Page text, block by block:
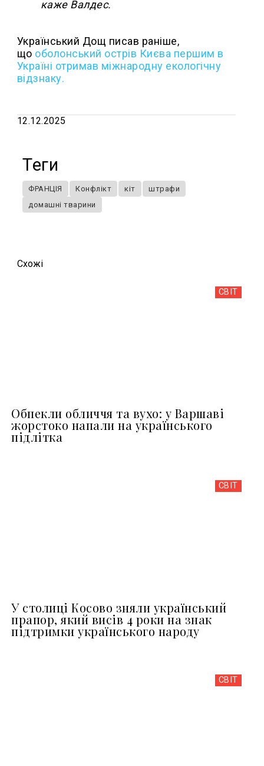
каже Валдес.
Український Дощ писав раніше,
що оболонський острів Києва першим в
Україні отримав міжнародну екологічну
відзнаку.
12.12.2025
Теги
ФРАНЦІЯ Конфлікт кіт
штрафи
домашні тварини
Схожi
СВІТ
Обпекли обличчя та вухо: у Варшаві
жорстоко напали на українського
підлітка
СВІТ
У столиці Косово зняли український
прапор, який висів 4 роки на знак
підтримки українського народу
СВІТ